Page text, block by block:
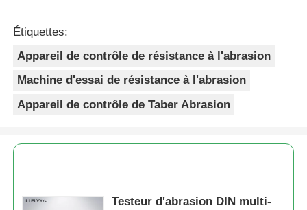
Étiquettes:
Appareil de contrôle de résistance à l'abrasion
Machine d'essai de résistance à l'abrasion
Appareil de contrôle de Taber Abrasion
Testeur d'abrasion DIN multi-